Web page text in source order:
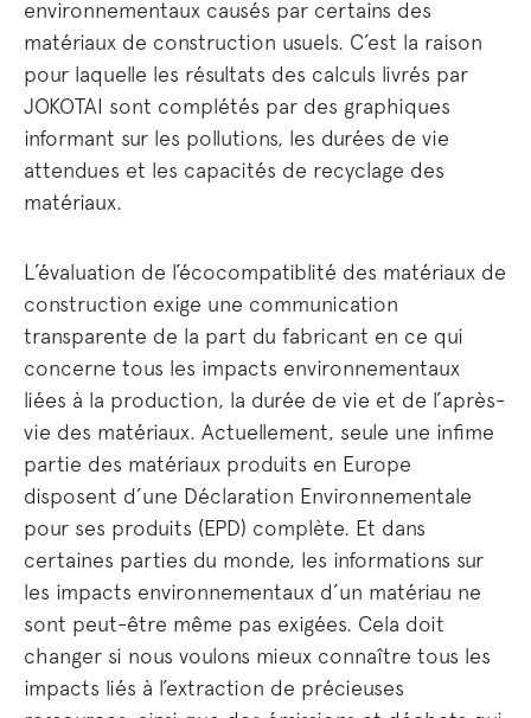
environnementaux causés par certains des
matériaux de construction usuels. C’est la raison
pour laquelle les résultats des calculs livrés par
JOKOTAI sont complétés par des graphiques
informant sur les pollutions, les durées de vie
attendues et les capacités de recyclage des
matériaux.
L’évaluation de l’écocompatiblité des matériaux de
construction exige une communication
transparente de la part du fabricant en ce qui
concerne tous les impacts environnementaux
liées à la production, la durée de vie et de l’après-
vie des matériaux. Actuellement, seule une infime
partie des matériaux produits en Europe
disposent d’une Déclaration Environnementale
pour ses produits (EPD) complète. Et dans
certaines parties du monde, les informations sur
les impacts environnementaux d’un matériau ne
sont peut-être même pas exigées. Cela doit
changer si nous voulons mieux connaître tous les
impacts liés à l’extraction de précieuses